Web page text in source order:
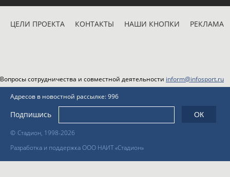
ЦЕЛИ ПРОЕКТА КОНТАКТЫ НАШИ КНОПКИ РЕКЛАМА
Вопросы сотрудничества и совместной деятельности inform@infosport.ru
© Стадион, 1998-2026
Разработка и поддержка ООО НАИТ «Стадион»
Адресов в новостной рассылке: 996
Подпишись